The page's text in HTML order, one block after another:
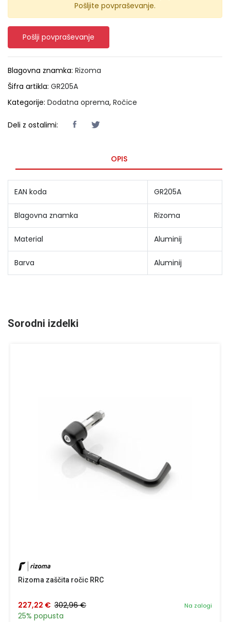
Pošljite povpraševanje.
Pošlji povpraševanje
Blagovna znamka: Rizoma
Šifra artikla: GR205A
Kategorije: Dodatna oprema, Ročice
Deli z ostalimi:
OPIS
EAN koda GR205A
Blagovna znamka Rizoma
Material Aluminij
Barva Aluminij
Sorodni izdelki
Rizoma zaščita ročic RRC
Na zalogi
227,22 € 302,96 €
25% popusta